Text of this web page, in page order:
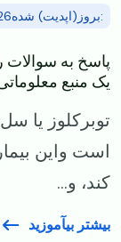
:بروز(اپدیت) شده3/4/2026
یک منبع
است واین
کند، و...
بیشتر بیآموزید